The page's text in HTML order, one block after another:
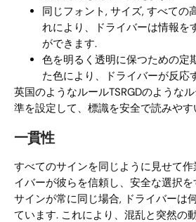
同じフォント, サイズ, すべての
れにより、ドライバーは情報を
ができます.
色を明るく透明に保つための定
た色により、ドライバーが反応
英国のようなルールTSRGDのような
準を設定して、標識を安全で読みや
一貫性
すべてのサインを同じように見せて
イバーが彼らを信頼し、安全な選択
サインが常に同じ場合, ドライバーは
ています. これにより、混乱と突然の